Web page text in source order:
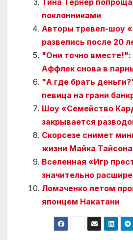
Тина Тёрнер
поклонниками
Авторы тревел-шоу
развелись после 20
"Они точно
Аффлек снова в
"А где брать
певица на грани
Шоу «Семейство
закрывается
Скорсезе снимет
жизни Майка Тайсона
Вселенная «Игр
значительно
Ломаченко летом
японцем Накатани